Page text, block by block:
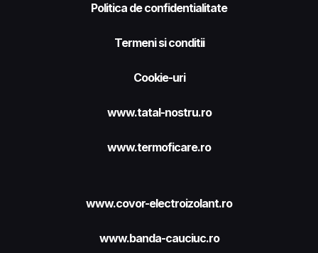
Politica de confidentialitate
Termeni si conditii
Cookie-uri
www.tatal-nostru.ro
www.termoficare.ro
www.covor-electroizolant.ro
www.banda-cauciuc.ro